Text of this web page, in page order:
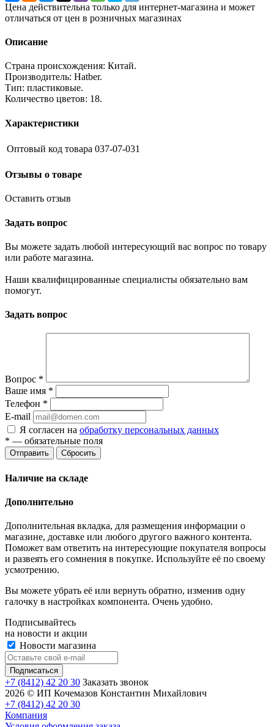
Цена действительна только для интернет-магазина и может
отличаться от цен в розничных магазинах
Описание
Страна происхождения: Китай.
Производитель: Hatber.
Тип: пластиковые.
Количество цветов: 18.
Характеристики
Оптовый код товара 037-07-031
Отзывы о товаре
Оставить отзыв
Задать вопрос
Вы можете задать любой интересующий вас вопрос по товару
или работе магазина.
Наши квалифицированные специалисты обязательно вам
помогут.
Задать вопрос
Вопрос *
Ваше имя *
Телефон *
E-mail
Я согласен на обработку персональных данных
* — обязательные поля
Отправить Сбросить
Наличие на складе
Дополнительно
Дополнительная вкладка, для размещения информации о
магазине, доставке или любого другого важного контента.
Поможет вам ответить на интересующие покупателя вопросы
и развеять его сомнения в покупке. Используйте её по своему
усмотрению.
Вы можете убрать её или вернуть обратно, изменив одну
галочку в настройках компонента. Очень удобно.
Подписывайтесь
на новости и акции
Новости магазина
+7 (8412) 42 20 30 Заказать звонок
2026 © ИП Кочемазов Константин Михайлович
+7 (8412) 42 20 30
Компания